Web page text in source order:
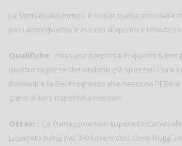
La formula del torneo è ormai quella assodata
per i primi quattro e in caso di quinto e
Qualifiche: nessuna sorpresa in questo turno
quattro ragazze che vedono già spezzati i loro
Basiliotti e la Del Progresso che riescono PERò
game ai loro rispettivi avversari.
Ottavi : La Merlassino non supera l’ostacolo
Liquidato batte per 3-0 Iurlaro così come Ruggi